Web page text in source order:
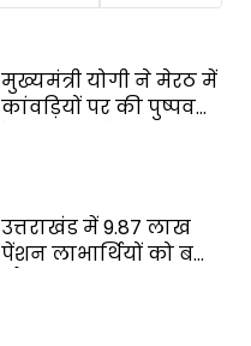
मुख्यमंत्री योगी ने मेरठ में
कांवड़ियों पर की पुष्पवर्षा;
उत्तराखंड में 9.87 लाख
पेंशन लाभार्थियों को बड़ी